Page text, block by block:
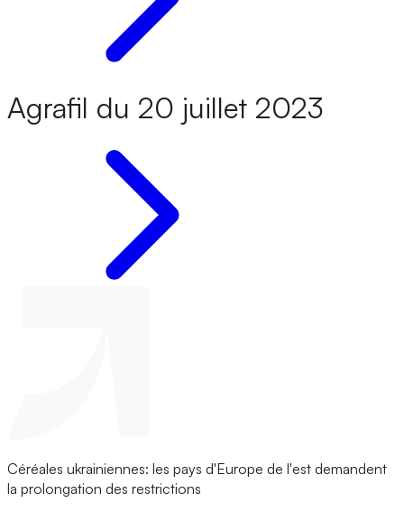
Agrafil du 20 juillet 2023
Céréales ukrainiennes: les pays d'Europe de l'est demandent
la prolongation des restrictions